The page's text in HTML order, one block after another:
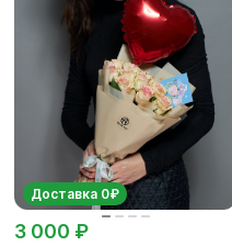
Доставка 0₽
3 000 ₽